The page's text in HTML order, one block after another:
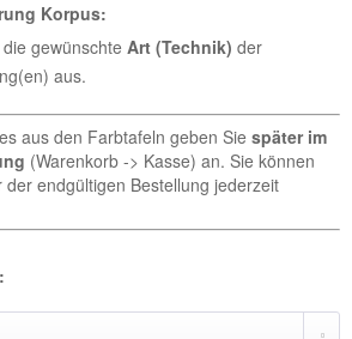
Korpus:
gewünschte Art (Technik) der
aus.
aus den Farbtafeln geben Sie später im
(Warenkorb -> Kasse) an. Sie können
endgültigen Bestellung jederzeit